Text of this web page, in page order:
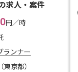
求人・案件
円／時
ランナー
東京都）